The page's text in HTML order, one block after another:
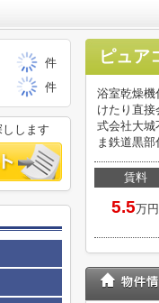
ピュア
浴室乾燥機
けたり直
式会社大城
ま鉄道黒
賃料
5.5万円
件
件
します